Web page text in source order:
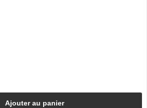
Ajouter au panier